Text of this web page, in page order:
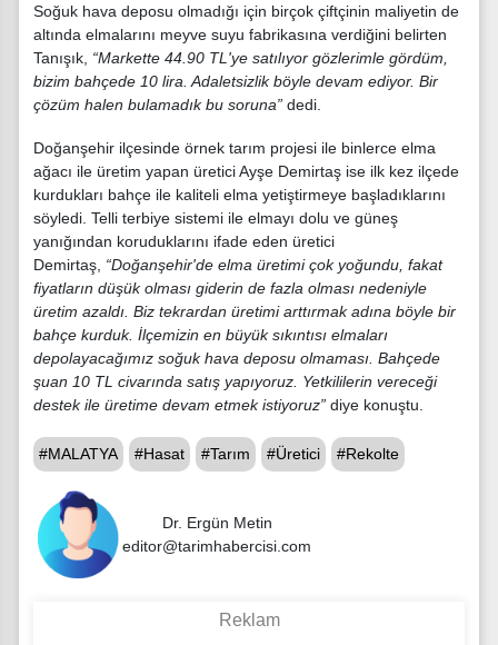
Soğuk hava deposu olmadığı için birçok çiftçinin maliyetin de
altında elmalarını meyve suyu fabrikasına verdiğini belirten
Tanışık, “Markette 44.90 TL'ye satılıyor gözlerimle gördüm,
bizim bahçede 10 lira. Adaletsizlik böyle devam ediyor. Bir
çözüm halen bulamadık bu soruna” dedi.
Doğanşehir ilçesinde örnek tarım projesi ile binlerce elma
ağacı ile üretim yapan üretici Ayşe Demirtaş ise ilk kez ilçede
kurdukları bahçe ile kaliteli elma yetiştirmeye başladıklarını
söyledi. Telli terbiye sistemi ile elmayı dolu ve güneş
yanığından koruduklarını ifade eden üretici
Demirtaş, “Doğanşehir'de elma üretimi çok yoğundu, fakat
fiyatların düşük olması giderin de fazla olması nedeniyle
üretim azaldı. Biz tekrardan üretimi arttırmak adına böyle bir
bahçe kurduk. İlçemizin en büyük sıkıntısı elmaları
depolayacağımız soğuk hava deposu olmaması. Bahçede
şuan 10 TL civarında satış yapıyoruz. Yetkililerin vereceği
destek ile üretime devam etmek istiyoruz” diye konuştu.
#MALATYA #Hasat #Tarım #Üretici #Rekolte
Dr. Ergün Metin
editor@tarimhabercisi.com